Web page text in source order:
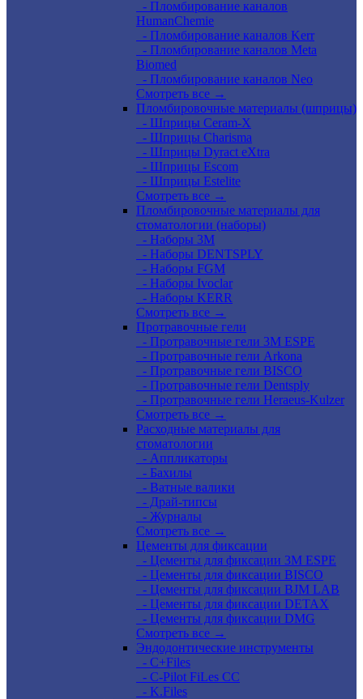
- Пломбирование каналов
HumanChemie
- Пломбирование каналов Kerr
- Пломбирование каналов Meta
Biomed
- Пломбирование каналов Neo
Смотреть все →
Пломбировочные материалы (шприцы)
- Шприцы Ceram-X
- Шприцы Charisma
- Шприцы Dyract eXtra
- Шприцы Escom
- Шприцы Estelite
Смотреть все →
Пломбировочные материалы для
стоматологии (наборы)
- Наборы 3М
- Наборы DENTSPLY
- Наборы FGM
- Наборы Ivoclar
- Наборы KERR
Смотреть все →
Протравочные гели
- Протравочные гели 3М ESPE
- Протравочные гели Arkona
- Протравочные гели BISCO
- Протравочные гели Dentsply
- Протравочные гели Heraeus-Kulzer
Смотреть все →
Расходные материалы для
стоматологии
- Аппликаторы
- Бахилы
- Ватные валики
- Драй-типсы
- Журналы
Смотреть все →
Цементы для фиксации
- Цементы для фиксации 3M ESPE
- Цементы для фиксации BISCO
- Цементы для фиксации BJM LAB
- Цементы для фиксации DETAX
- Цементы для фиксации DMG
Смотреть все →
Эндодонтические инструменты
- C+Files
- C-Pilot FiLes CC
- K.Files